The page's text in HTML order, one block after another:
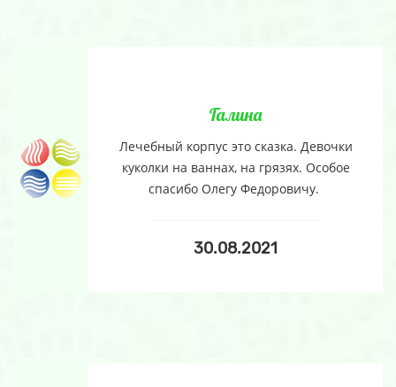
Галина
Лечебный корпус это сказка. Девочки
куколки на ваннах, на грязях. Особое
спасибо Олегу Федоровичу.
30.08.2021